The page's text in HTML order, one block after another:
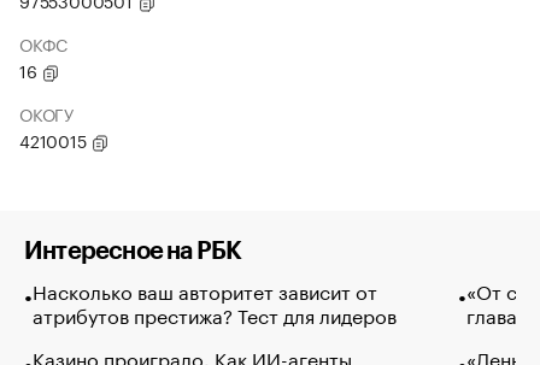
ОКФС
16
ОКОГУ
4210015
Интересное на РБК
Насколько ваш авторитет зависит от
атрибутов престижа? Тест для лидеров
Казино проиграло. Как ИИ-агенты
«От
глава